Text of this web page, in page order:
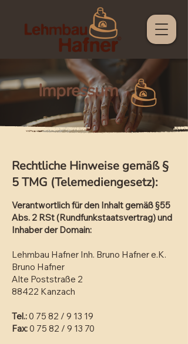
Impressum
Rechtliche Hinweise gemäß §
5 TMG (Telemediengesetz):​
Verantwortlich für den Inhalt gemäß §55
Abs. 2 RSt (Rundfunkstaatsvertrag) und
Inhaber der Domain:
Lehmbau Hafner Inh. Bruno Hafner e.K.
Bruno Hafner
Alte Poststraße 2
88422 Kanzach
Tel.:0 75 82 / 9 13 19
Fax:0 75 82 / 9 13 70